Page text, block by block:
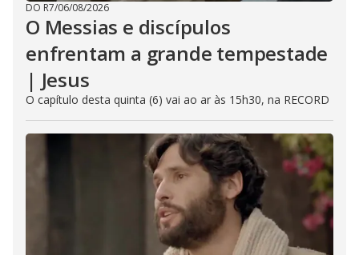
DO R7/06/08/2026
O Messias e discípulos
enfrentam a grande tempestade
| Jesus
O capítulo desta quinta (6) vai ao ar às 15h30, na RECORD